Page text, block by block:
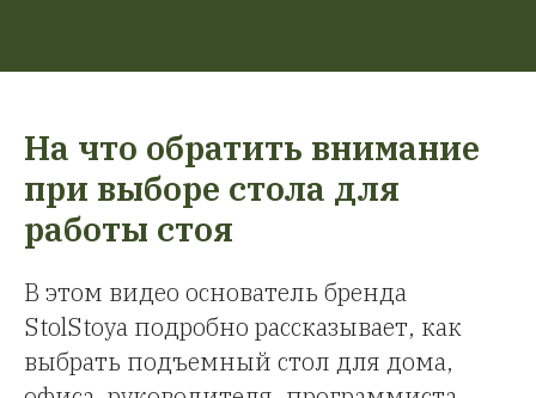
На что обратить внимание
при выборе стола для
работы стоя
В этом видео основатель бренда
StolStoya подробно рассказывает, как
выбрать подъемный стол для дома,